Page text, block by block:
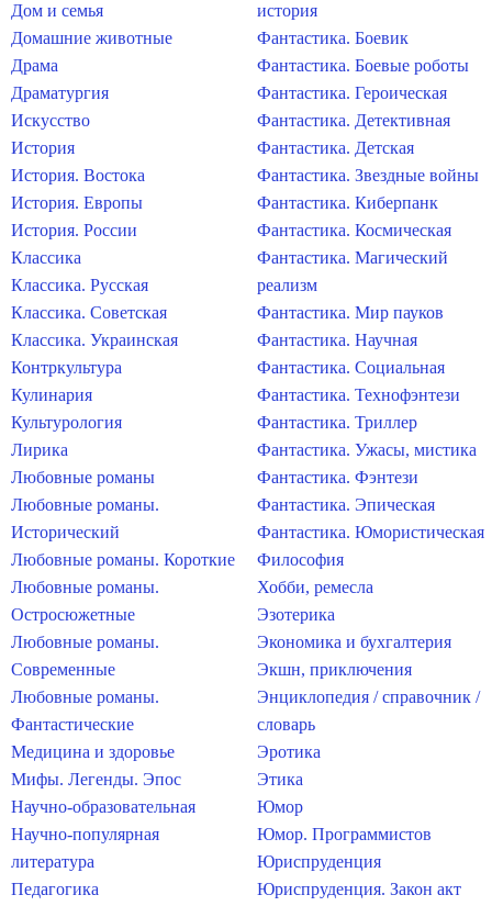
Дом и семья
Домашние животные
Драма
Драматургия
Искусство
История
История. Востока
История. Европы
История. России
Классика
Классика. Русская
Классика. Советская
Классика. Украинская
Контркультура
Кулинария
Культурология
Лирика
Любовные романы
Любовные романы.
Исторический
Любовные романы. Короткие
Любовные романы.
Остросюжетные
Любовные романы.
Современные
Любовные романы.
Фантастические
Медицина и здоровье
Мифы. Легенды. Эпос
Научно-образовательная
Научно-популярная
литература
Педагогика
история
Фантастика. Боевик
Фантастика. Боевые роботы
Фантастика. Героическая
Фантастика. Детективная
Фантастика. Детская
Фантастика. Звездные войны
Фантастика. Киберпанк
Фантастика. Космическая
Фантастика. Магический
реализм
Фантастика. Мир пауков
Фантастика. Научная
Фантастика. Социальная
Фантастика. Технофэнтези
Фантастика. Триллер
Фантастика. Ужасы, мистика
Фантастика. Фэнтези
Фантастика. Эпическая
Фантастика. Юмористическая
Философия
Хобби, ремесла
Эзотерика
Экономика и бухгалтерия
Экшн, приключения
Энциклопедия / справочник /
словарь
Эротика
Этика
Юмор
Юмор. Программистов
Юриспруденция
Юриспруденция. Закон акт